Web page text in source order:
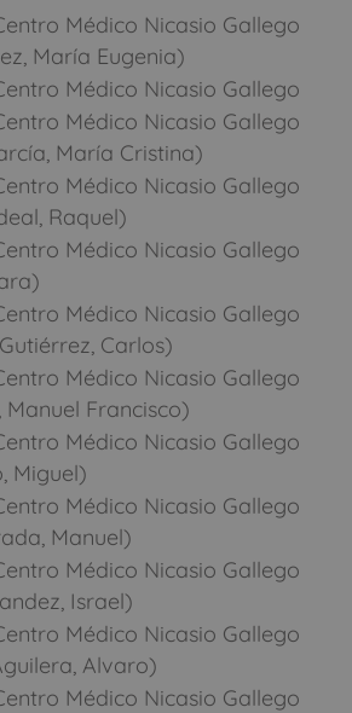
Médico Nicasio Gallego
María Eugenia)
Médico Nicasio Gallego
Médico Nicasio Gallego
María Cristina)
Médico Nicasio Gallego
Raquel)
Médico Nicasio Gallego
Médico Nicasio Gallego
Carlos)
Médico Nicasio Gallego
Manuel Francisco)
Médico Nicasio Gallego
Miguel)
Médico Nicasio Gallego
Manuel)
Médico Nicasio Gallego
Israel)
Médico Nicasio Gallego
Alvaro)
Médico Nicasio Gallego